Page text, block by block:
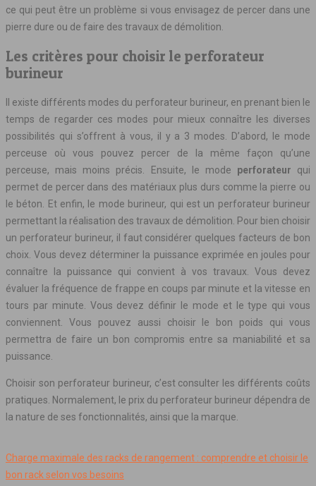
ce qui peut être un problème si vous envisagez de percer dans une
pierre dure ou de faire des travaux de démolition.
Les critères pour choisir le perforateur
burineur
Il existe différents modes du perforateur burineur, en prenant bien le
temps de regarder ces modes pour mieux connaître les diverses
possibilités qui s’offrent à vous, il y a 3 modes. D’abord, le mode
perceuse où vous pouvez percer de la même façon qu’une
perceuse, mais moins précis. Ensuite, le mode perforateur qui
permet de percer dans des matériaux plus durs comme la pierre ou
le béton. Et enfin, le mode burineur, qui est un perforateur burineur
permettant la réalisation des travaux de démolition. Pour bien choisir
un perforateur burineur, il faut considérer quelques facteurs de bon
choix. Vous devez déterminer la puissance exprimée en joules pour
connaître la puissance qui convient à vos travaux. Vous devez
évaluer la fréquence de frappe en coups par minute et la vitesse en
tours par minute. Vous devez définir le mode et le type qui vous
conviennent. Vous pouvez aussi choisir le bon poids qui vous
permettra de faire un bon compromis entre sa maniabilité et sa
puissance.
Choisir son perforateur burineur, c’est consulter les différents coûts
pratiques. Normalement, le prix du perforateur burineur dépendra de
la nature de ses fonctionnalités, ainsi que la marque.
Charge maximale des racks de rangement : comprendre et choisir le
bon rack selon vos besoins